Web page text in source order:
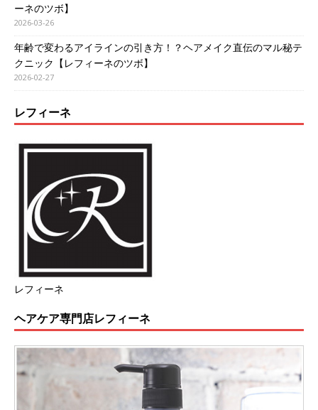
ーネのツボ】
2026-03-26
年齢で変わるアイラインの引き方！？ヘアメイク直伝のマル秘テ
クニック【レフィーネのツボ】
2026-02-27
レフィーネ
レフィーネ
ヘアケア専門店レフィーネ